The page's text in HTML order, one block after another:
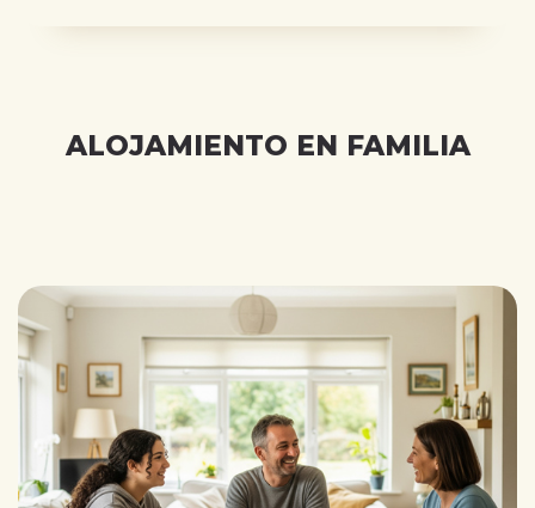
ALOJAMIENTO EN FAMILIA